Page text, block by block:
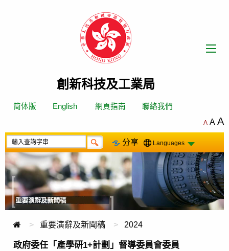
創新科技及工業局
简体版 English 網頁指南 聯絡我們
A A A
分享 Languages
重要演辭及新聞稿 2024
政府委任「產學研1+計劃」督導委員會委員